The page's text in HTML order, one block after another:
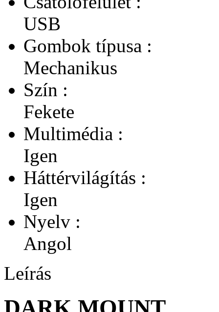
USB
Gombok típusa :
Mechanikus
Szín :
Fekete
Multimédia :
Igen
Háttérvilágítás :
Igen
Nyelv :
Angol
Leírás